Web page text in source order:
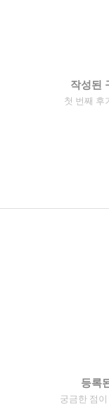
작성된
첫 번째 후
등록
궁금한 점